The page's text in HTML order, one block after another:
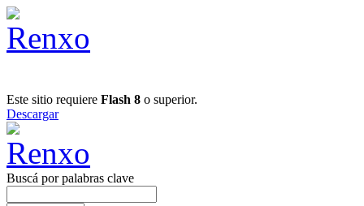
Este sitio requiere Flash 8 o superior.
Descargar
Buscá por palabras clave